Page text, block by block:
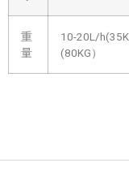
重
量
10-20L/
(80KG）